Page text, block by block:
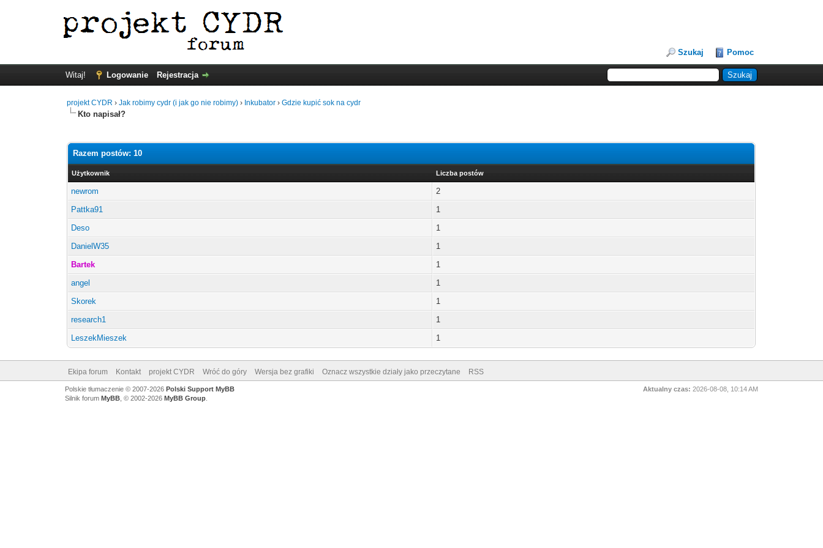
Szukaj Pomoc
Witaj! Logowanie Rejestracja
projekt CYDR ›Jak robimy cydr (i jak go nie robimy) › Inkubator ›Gdzie kupić sok na cydr
Kto napisał?
Razem postów: 10
Użytkownik Liczba postów
newrom
2
Pattka91
1
Deso
1
DanielW35
1
Bartek
1
angel
1
Skorek
1
research1
1
LeszekMieszek
1
Ekipa forum Kontakt projekt CYDR Wróć do góry Wersja bez grafiki Oznacz wszystkie działy jako przeczytane RSS
Aktualny czas: 2026-08-08, 10:14 AM
Polskie tłumaczenie © 2007-2026 Polski Support MyBB
Silnik forum MyBB, © 2002-2026 MyBB Group.